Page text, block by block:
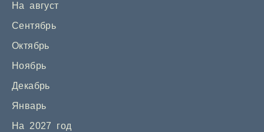
На август
Сентябрь
Октябрь
Ноябрь
Декабрь
Январь
На 2027 год